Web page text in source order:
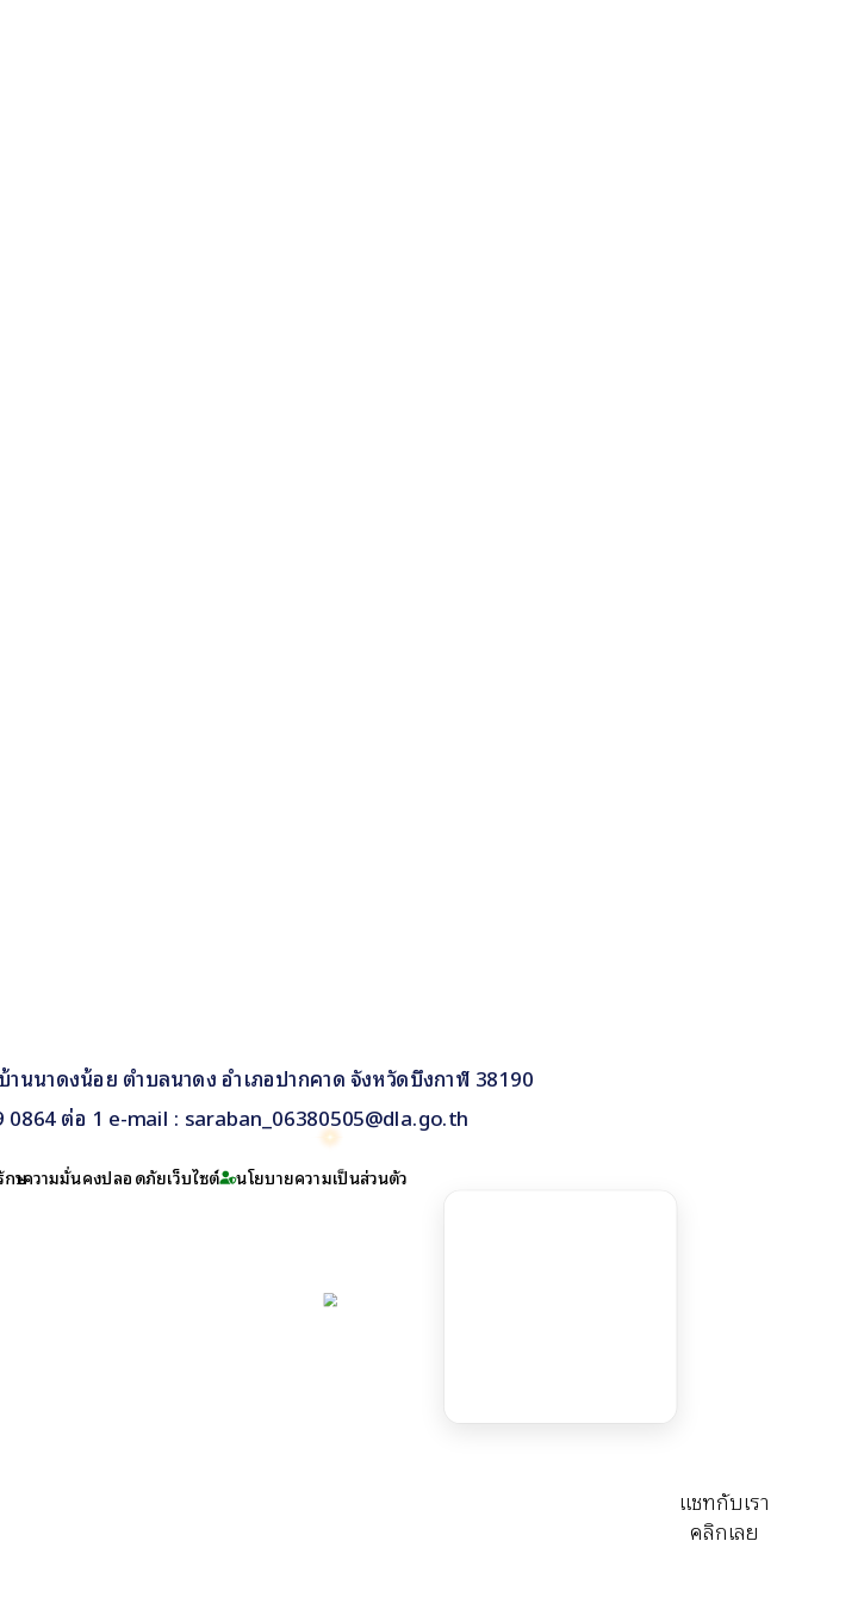
แชทกับเรา
คลิ๊กเลย
นนาดงน้อย ตำบลนาดง อำเภอปากคาด จังหวัดบึงกาฬ 38190
0864 ต่อ 1 e-mail : saraban_06380505@dla.go.th
ษาความมั่นคงปลอดภัยเว็บไซต์ นโยบายความเป็นส่วนตัว